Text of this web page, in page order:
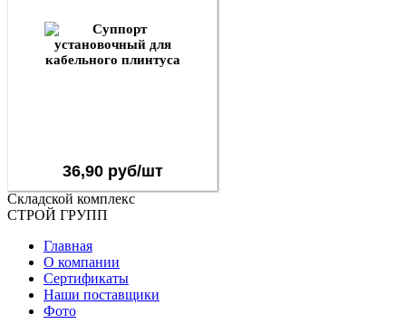
36,90 руб/шт
Складской комплекс
СТРОЙ ГРУПП
Главная
О компании
Сертификаты
Наши поставщики
Фото